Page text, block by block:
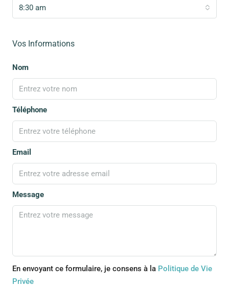
8:30 am
Vos Informations
Nom
Téléphone
Email
Message
En envoyant ce formulaire, je consens à la Politique de Vie
Privée